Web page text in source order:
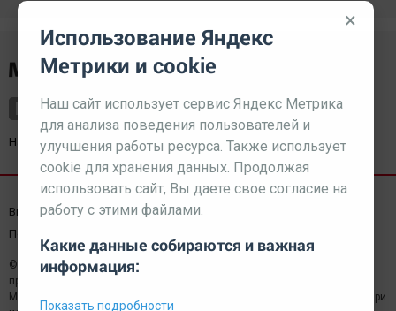
Наш партнерkurorty-sochi.ru
Выходные данные СМИ Реклама
Пользовательское соглашение
© 2026 МЕДИАЗАВОД — Сайт может содержать контент,
предназначенный для лиц 18+
Мнение редакции может не совпадать с мнением отдельных авторов.При
×
Использование Яндекс
Метрики и cookie
Наш сайт использует сервис Яндекс Метрика
для анализа поведения пользователей и
улучшения работы ресурса. Также использует
cookie для хранения данных. Продолжая
использовать сайт, Вы даете свое согласие на
работу с этими файлами.
Какие данные собираются и важная
информация:
Показать подробности